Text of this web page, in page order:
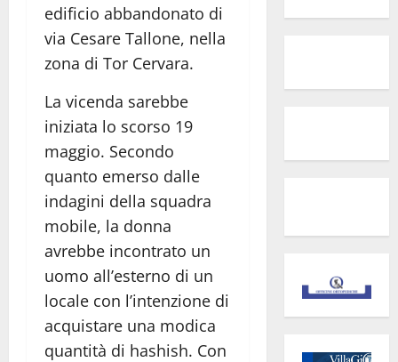
edificio abbandonato di
via Cesare Tallone, nella
zona di Tor Cervara.
La vicenda sarebbe
iniziata lo scorso 19
maggio. Secondo
quanto emerso dalle
indagini della squadra
mobile, la donna
avrebbe incontrato un
uomo all’esterno di un
locale con l’intenzione di
acquistare una modica
quantità di hashish. Con